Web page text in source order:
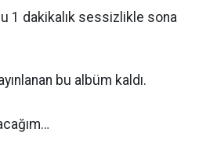
1 dakikalık sessizlikle sona
bu albüm kaldı.